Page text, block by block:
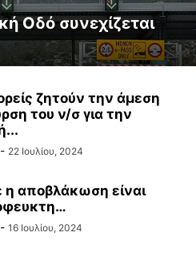
Οδό συνεχίζεται
ζητούν την άμεση
του ν/σ για την
- 22 Ιουλίου, 2024
η αποβλάκωση είναι
- 16 Ιουλίου, 2024